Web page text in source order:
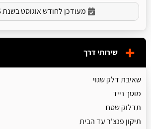
מעודכן לחודש אוגוסט בשנת 2026
שירותי דרך
שאיבת דלק שגוי
מוסך נייד
תדלוק שטח
תיקון פנצ'ר עד הבית